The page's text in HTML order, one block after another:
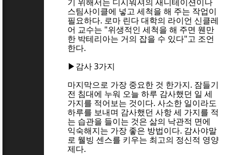
스팀사이클에 넣고 세척을 해 주는 작업이
필요하다. 로마 린다 대학의 라이언 신클레
어 교수는 "위생적인 세척을 해 주면 웬만
한 박테리아는 거의 잡을 수 있다"고 조언
한다.
▶감사 3가지
마지막으로 가장 중요한 것 한가지. 잠들기
전 침대에 누워 오늘 하루 감사했던 일 세
가지를 적어보는 것이다. 사소한 일이라도
하루를 보내며 감사했던 사항 세 가지를 적
는 습관을 들이는 것은 삶의 낙관적 면에
익숙해지는 가장 좋은 방법이다. 감사야말
로 웰빙 센스를 키우는 최고의 정신적 영양
제다.